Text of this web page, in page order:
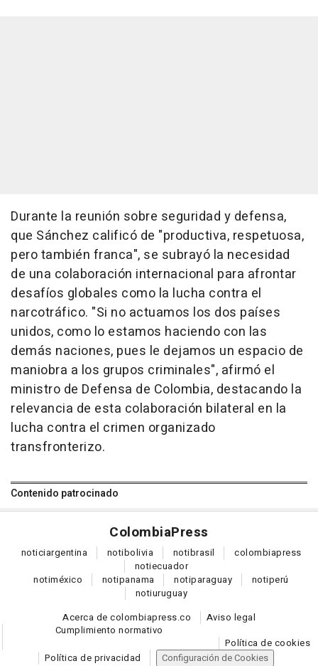
Durante la reunión sobre seguridad y defensa,
que Sánchez calificó de "productiva, respetuosa,
pero también franca", se subrayó la necesidad
de una colaboración internacional para afrontar
desafíos globales como la lucha contra el
narcotráfico. "Si no actuamos los dos países
unidos, como lo estamos haciendo con las
demás naciones, pues le dejamos un espacio de
maniobra a los grupos criminales", afirmó el
ministro de Defensa de Colombia, destacando la
relevancia de esta colaboración bilateral en la
lucha contra el crimen organizado
transfronterizo.
Contenido patrocinado
ColombiaPress
noticiargentina notibolivia notibrasil colombiapress
notiecuador
notiméxico notipanama notiparaguay notiperú
notiuruguay
Acerca de colombiapress.co
Aviso legal
Cumplimiento normativo
Política de cookies
Política de privacidad
Configuración de Cookies